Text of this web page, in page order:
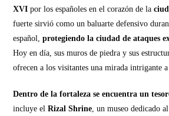
XVIpor los españoles en el corazón de la
fuerte sirvió como un baluarte defensivo
español,protegiendo la ciudad de ataques
Hoy en día, sus muros de piedra y sus
ofrecen a los visitantes una mirada intrigante
Dentro de la fortaleza se encuentra un
incluye elRizal Shrine, un museo dedicado